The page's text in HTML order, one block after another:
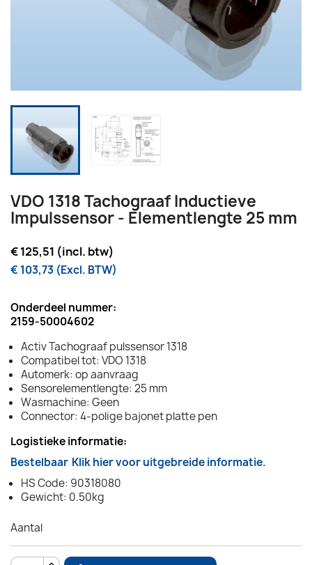
VDO 1318 Tachograaf Inductieve
Impulssensor - Elementlengte 25 mm
€ 125,51 (incl. btw)
€ 103,73 (Excl. BTW)
Onderdeel nummer:
2159-50004602
Activ Tachograaf pulssensor 1318
Compatibel tot: VDO 1318
Automerk: op aanvraag
Sensorelementlengte: 25 mm
Wasmachine: Geen
Connector: 4-polige bajonet platte pen
Logistieke informatie:
Bestelbaar Klik hier voor uitgebreide informatie.
HS Code: 90318080
Gewicht: 0.50kg
Aantal